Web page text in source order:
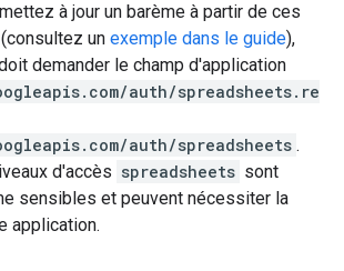
à jour un barème à partir de ces
un exemple dans le guide),
demander le champ d'application
auth/spreadsheets.re
auth/spreadsheets .
d'accès spreadsheets sont
sensibles et peuvent nécessiter la
application.